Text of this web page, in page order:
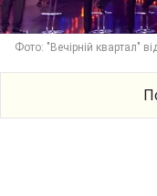
Фото: "Вечірній квартал"